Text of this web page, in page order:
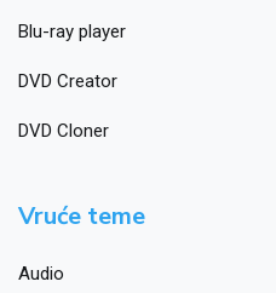
Blu-ray player
DVD Creator
DVD Cloner
Vruće teme
Audio